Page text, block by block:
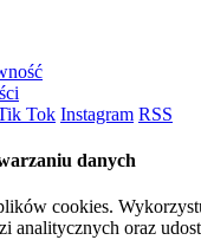
Tok Instagram RSS
danych
cookies.
analitycznych oraz